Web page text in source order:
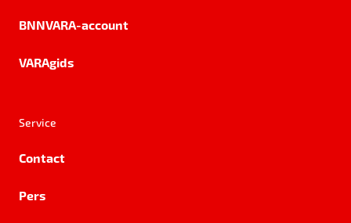
BNNVARA-account
VARAgids
Service
Contact
Pers